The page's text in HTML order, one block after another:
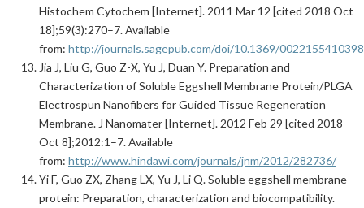
Histochem Cytochem [Internet]. 2011 Mar 12 [cited 2018 Oct
18];59(3):270–7. Available
from: http://journals.sagepub.com/doi/10.1369/
Jia J, Liu G, Guo Z-X, Yu J, Duan Y. Preparation and
Characterization of Soluble Eggshell Membrane Protein/PLGA
Electrospun Nanofibers for Guided Tissue Regeneration
Membrane. J Nanomater [Internet]. 2012 Feb 29 [cited 2018
Oct 8];2012:1–7. Available
from: http://www.hindawi.com/journals/jnm/2012/282736/
Yi F, Guo ZX, Zhang LX, Yu J, Li Q. Soluble eggshell membrane
protein: Preparation, characterization and biocompatibility.